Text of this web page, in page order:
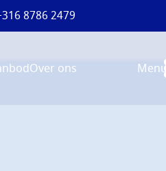
8786 2479
Over ons Menu